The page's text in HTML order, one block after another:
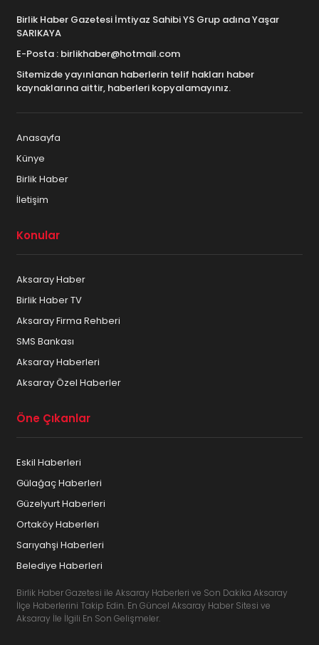
Birlik Haber Gazetesi İmtiyaz Sahibi YS Grup adına Yaşar
SARIKAYA
E-Posta : birlikhaber@hotmail.com
Sitemizde yayınlanan haberlerin telif hakları haber
kaynaklarına aittir, haberleri kopyalamayınız.
Anasayfa
Künye
Birlik Haber
İletişim
Konular
Aksaray Haber
Birlik Haber TV
Aksaray Firma Rehberi
SMS Bankası
Aksaray Haberleri
Aksaray Özel Haberler
Öne Çıkanlar
Eskil Haberleri
Gülağaç Haberleri
Güzelyurt Haberleri
Ortaköy Haberleri
Sarıyahşi Haberleri
Belediye Haberleri
Birlik Haber Gazetesi ile Aksaray Haberleri ve Son Dakika Aksaray
İlçe Haberlerini Takip Edin. En Güncel Aksaray Haber Sitesi ve
Aksaray İle İlgili En Son Gelişmeler.